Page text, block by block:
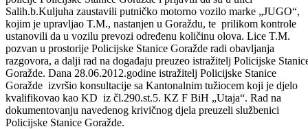
Postupajući po prijavi od 24.06.2012.godine, kojom prilikom se u
23,30 sati dežurnoj službi Policijske Stanice Goražde obratila patrola
policije Policijske Stanice Goražde i prijavili da su u ulici
Salih.b.Kuljuha zaustavili putničko motorno vozilo marke „JUGO“,
kojim je upravljao T.M., nastanjen u Goraždu, te prilikom kontrole
ustanovili da u vozilu prevozi određenu količinu olova. Lice T.M.
pozvan u prostorije Policijske Stanice Goražde radi obavljanja
razgovora, a dalji rad na događaju preuzeo istražitelj Policijske
Goražde. Dana 28.06.2012.godine istražitelj Policijske Stanice
Goražde izvršio konsultacije sa Kantonalnim tužiocem koji je djelo